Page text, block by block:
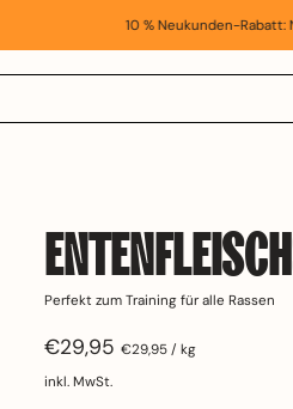
10 % Neukunden-Rabatt:
Perfekt zum Training für alle Rassen
Normalpreis
€29,95Preis pro Einheit
€29,95 /pro
kg
inkl. MwSt.